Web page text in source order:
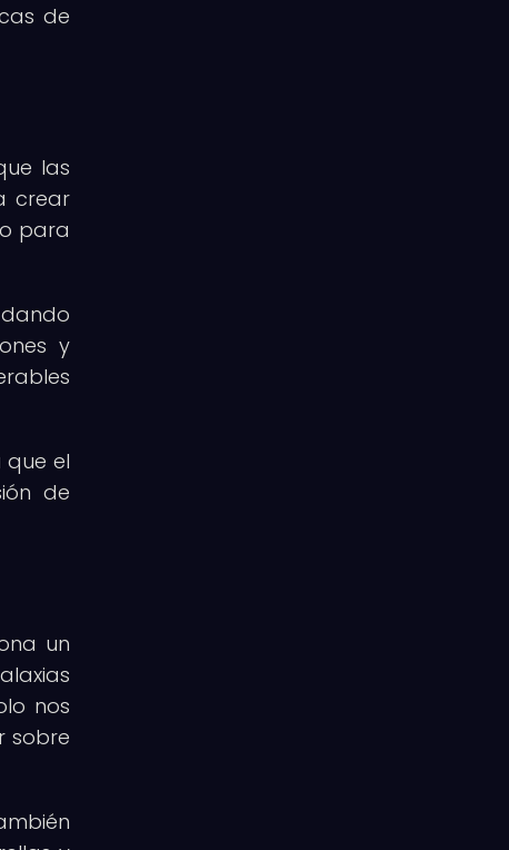
de
las
crear
para
y
que el
de
un
nos
sobre